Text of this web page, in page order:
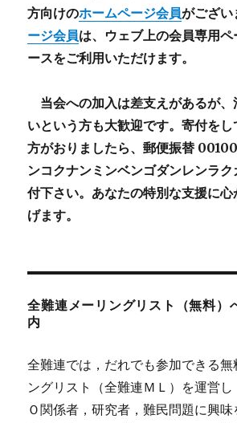
方向けのホームページ会員がござい
ージ会員は、ウェブ上の会員専用
ースをご利用いただけます。
当会への加入は差支えがあるが、
いという方も大歓迎です。寄付をし
方がおりましたら、郵便振替
ンコクナンミンベンゴダンレンラ
付下さい。あなたの特別な支援に
げます。
全難連メーリングリスト（無料）
内
全難連では，だれでも参加できる無
ングリスト（全難連ＭＬ）を運営し
Ｏ関係者，研究者，難民問題に興